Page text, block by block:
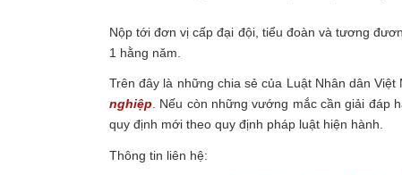
Nộp tới đơn vị cấp đại đội, tiểu đoàn và tương
1 hằng năm.
Trên đây là những chia sẻ của Luật Nhân dân Việt
nghiệp. Nếu còn những vướng mắc cần giải đáp
quy định mới theo quy định pháp luật hiện hành.
Thông tin liên hệ: